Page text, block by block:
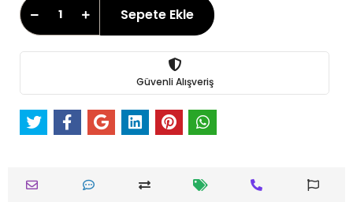
Sepete Ekle
Güvenli Alışveriş